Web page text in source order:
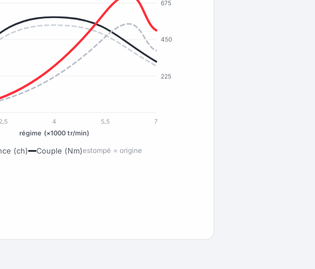
225
450
675
2,5 4 5,5 7
régime (×1000 tr/min)
(ch) Couple (Nm)estompé = origine